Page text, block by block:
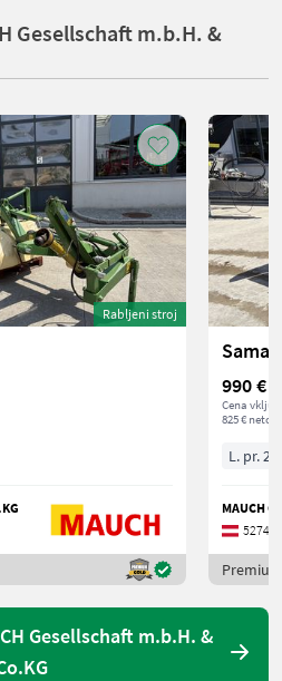
Gesellschaft m.b.H. &
Rabljeni stroj
990 €
Cena
825 € neto
L. pr.
MAUCH
5274
Gesellschaft m.b.H. &